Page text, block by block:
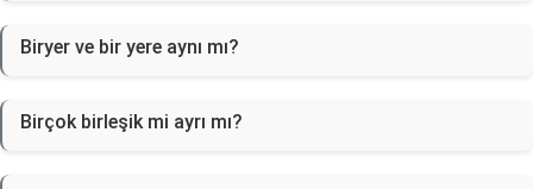
Biryer ve bir yere aynı mı?
Birçok birleşik mi ayrı mı?